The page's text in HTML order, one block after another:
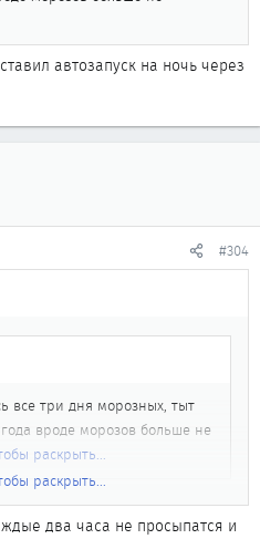
автозапуск на ночь через
#304
все три дня морозных, тыт
вроде морозов больше не
раскрыть...
раскрыть...
два часа не просыпатся и